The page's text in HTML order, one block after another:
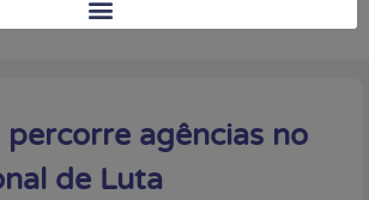
agências no
de Luta